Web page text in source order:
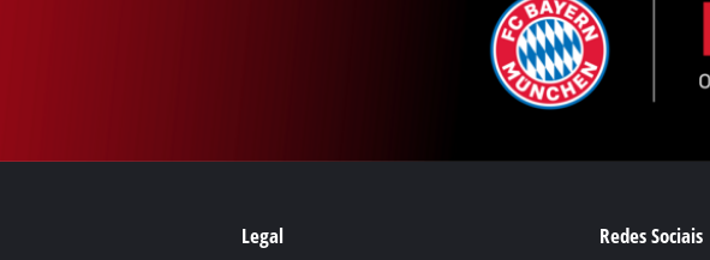
Legal Redes Sociais